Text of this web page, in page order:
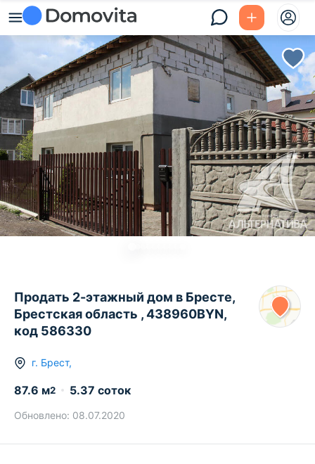
Продать 2-этажный дом в Бресте,
Брестская область , 438960BYN,
код 586330
г. Брест,
87.6 м2 5.37 соток
Обновлено: 08.07.2020